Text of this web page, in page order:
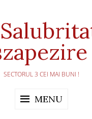
SECTORUL 3 CEI MAI BUNI !
MENU